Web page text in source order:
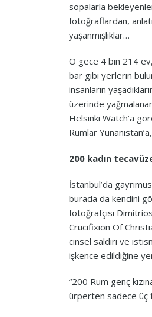
sopalarla
fotoğraflardan,
yaşanmışlıklar…
O gece 4 bin 214
bar gibi yerlerin
insanların
üzerinde
Helsinki Watch’a
Rumlar
200 kadın
İstanbul’da
burada da kendini
fotoğrafçısı
Crucifixion Of
cinsel saldırı ve
işkence edildiğine
“200 Rum genç
ürperten sadece üç